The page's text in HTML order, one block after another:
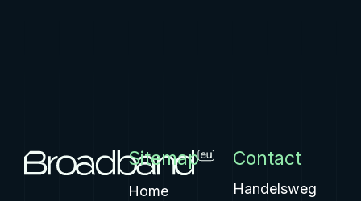
Sitemap
Home
Contact
Handelsweg